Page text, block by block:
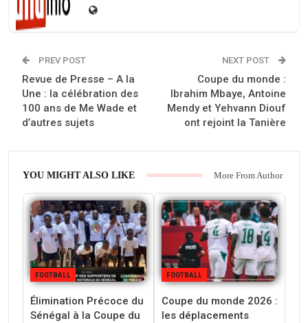
PREV POST
Revue de Presse – A la
Une : la célébration des
100 ans de Me Wade et
d’autres sujets
NEXT POST
‎Coupe du monde :
Ibrahim Mbaye, Antoine
Mendy et Yehvann Diouf
ont rejoint la Tanière
YOU MIGHT ALSO LIKE More From Author
FOOTBALL
Élimination Précoce du
Sénégal à la Coupe du
FOOTBALL
Coupe du monde 2026 :
les déplacements